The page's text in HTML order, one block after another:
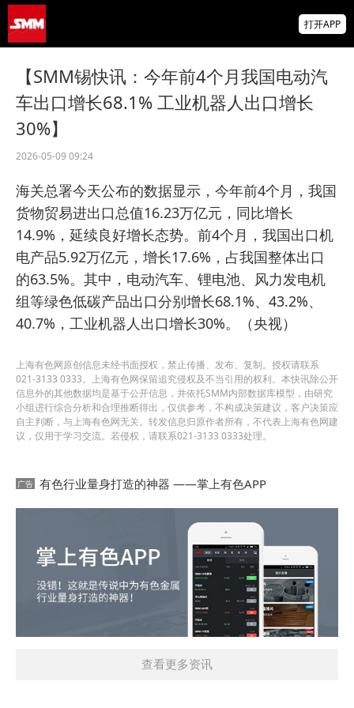
超5%、闪迪跌超8%，金价升至近两月高位
IMF披露：加纳央行去年买黄金亏损19亿美
元
打开APP
【SMM锡快讯：今年前4个月我国电动汽
车出口增长68.1% 工业机器人出口增长
30%】
2026-05-09 09:24
海关总署今天公布的数据显示，今年前4个月，我国
货物贸易进出口总值16.23万亿元，同比增长
14.9%，延续良好增长态势。前4个月，我国出口机
电产品5.92万亿元，增长17.6%，占我国整体出口
的63.5%。其中，电动汽车、锂电池、风力发电机
组等绿色低碳产品出口分别增长68.1%、43.2%、
40.7%，工业机器人出口增长30%。（央视）
上海有色网原创信息未经书面授权，禁止传播、发布、复制。授权请联系
021-3133 0333。上海有色网保留追究侵权及不当引用的权利。本快讯除公开
信息外的其他数据均是基于公开信息，并依托SMM内部数据库模型，由研究
小组进行综合分析和合理推断得出，仅供参考，不构成决策建议，客户决策应
自主判断，与上海有色网无关。转发信息归原作者所有，不代表上海有色网建
议，仅用于学习交流。若侵权，请联系021-3133 0333处理。
有色行业量身打造的神器 ——掌上有色APP
查看更多资讯